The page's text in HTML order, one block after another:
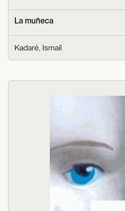
La muñeca
Kadaré, Ismaíl